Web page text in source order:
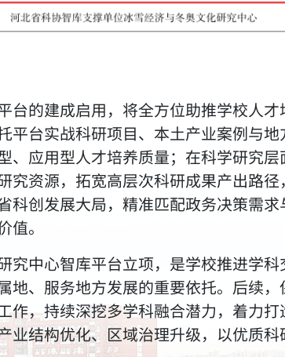
台的建成启用，将全方位助推学校人
平台实战科研项目、本土产业案例与
、应用型人才培养质量；在科学研究
究资源，拓宽高层次科研成果产出路
科创发展大局，精准匹配政务决策需
值。
究中心智库平台立项，是学校推进学
地、服务地方发展的重要依托。后续
作，持续深挖多学科融合潜力，着力
业结构优化、区域治理升级，以优质